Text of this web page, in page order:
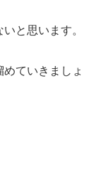
と思います。
ていきましょ